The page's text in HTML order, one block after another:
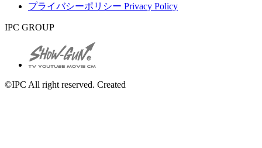
プライバシーポリシー Privacy Policy
IPC GROUP
©IPC All right reserved. Created